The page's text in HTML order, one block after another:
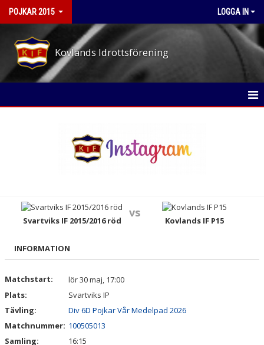
POJKAR 2015 LOGGA IN
Kovlands Idrottsförening
TRUPPEN
BILDGALLERI
KONTAKT
Svartviks IF 2015/2016 röd
vs
Kovlands IF P15
INFORMATION
Matchstart:
lör 30 maj, 17:00
Plats:
Svartviks IP
Tävling:
Div 6D Pojkar Vår Medelpad 2026
Matchnummer: 100505013
Samling:
16:15